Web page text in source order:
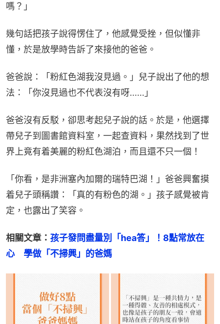
嗎？」
幾句話把孩子說得愣住了，他感覺受挫，但似懂非
懂，於是放學時告訴了來接他的爸爸。
爸爸說：「粉紅色湖我沒見過。」兒子說出了他的想
法：「你沒見過也不代表沒有呀......」
爸爸沒有反駁，卻思考起兒子說的話。於是，他選擇
帶兒子到圖書館資料室，一起查資料，果然找到了世
界上竟有着美麗的粉紅色湖泊，而且還不只一個！
「你看，是非洲塞內加爾的瑞特巴湖！」爸爸興奮摸
着兒子頭稱讚：「真的有粉色的湖。」孩子感覺被肯
定，也露出了笑容。
相關文章： 孩子發問盡量別「hea答」！8點常放在
心　學做「不掃興」的爸媽